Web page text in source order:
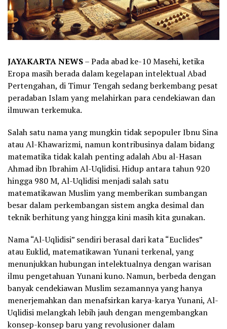
JAYAKARTA NEWS– Pada abad ke-10 Masehi, ketika
Eropa masih berada dalam kegelapan intelektual Abad
Pertengahan, di Timur Tengah sedang berkembang pesat
peradaban Islam yang melahirkan para cendekiawan dan
ilmuwan terkemuka.
Salah satu nama yang mungkin tidak sepopuler Ibnu Sina
atau Al-Khawarizmi, namun kontribusinya dalam bidang
matematika tidak kalah penting adalah Abu al-Hasan
Ahmad ibn Ibrahim Al-Uqlidisi. Hidup antara tahun 920
hingga 980 M, Al-Uqlidisi menjadi salah satu
matematikawan Muslim yang memberikan sumbangan
besar dalam perkembangan sistem angka desimal dan
teknik berhitung yang hingga kini masih kita gunakan.
Nama “Al-Uqlidisi” sendiri berasal dari kata “Euclides”
atau Euklid, matematikawan Yunani terkenal, yang
menunjukkan hubungan intelektualnya dengan warisan
ilmu pengetahuan Yunani kuno. Namun, berbeda dengan
banyak cendekiawan Muslim sezamannya yang hanya
menerjemahkan dan menafsirkan karya-karya Yunani, Al-
Uqlidisi melangkah lebih jauh dengan mengembangkan
konsep-konsep baru yang revolusioner dalam